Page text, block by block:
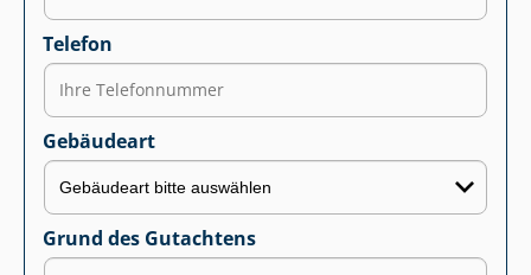
Telefon
Gebäudeart
Grund des Gutachtens